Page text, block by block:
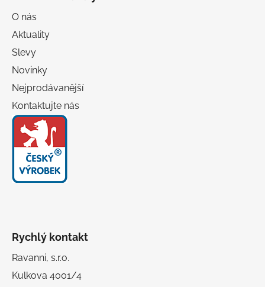
O nás
Aktuality
Slevy
Novinky
Nejprodávanější
Kontaktujte nás
Rychlý kontakt
Ravanni, s.r.o.
Kulkova 4001/4